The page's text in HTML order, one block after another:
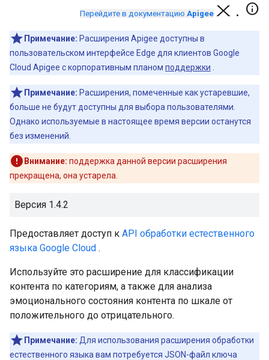
Перейдите в документацию Apigee X.info
Примечание: Расширения Apigee доступны в
пользовательском интерфейсе Edge для клиентов Google
Cloud Apigee с корпоративным планом поддержки
Примечание: Расширения, помеченные как устаревшие,
больше не будут доступны для выбора пользователями.
Однако используемые в настоящее время версии останутся
без изменений.
Внимание: поддержка данной версии расширения
прекращена, она устарела.
Версия 1.4.2
Предоставляет доступ к API обработки естественного
языка Google Cloud .
Используйте это расширение для классификации
контента по категориям, а также для анализа
эмоционального состояния контента по шкале от
положительного до отрицательного.
Примечание: Для использования расширения обработки
естественного языка вам потребуется JSON-файл ключа